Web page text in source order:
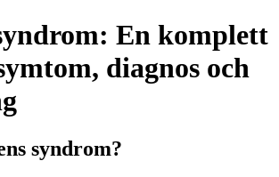
En komplett
diagnos och
syndrom?